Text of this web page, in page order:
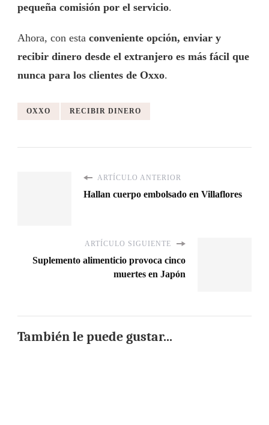
pequeña comisión por el servicio.
Ahora, con esta conveniente opción, enviar y
recibir dinero desde el extranjero es más fácil que
nunca para los clientes de Oxxo.
OXXO RECIBIR DINERO
ARTÍCULO ANTERIOR
Hallan cuerpo embolsado en Villaflores
ARTÍCULO SIGUIENTE
Suplemento alimenticio provoca cinco
muertes en Japón
También le puede gustar...